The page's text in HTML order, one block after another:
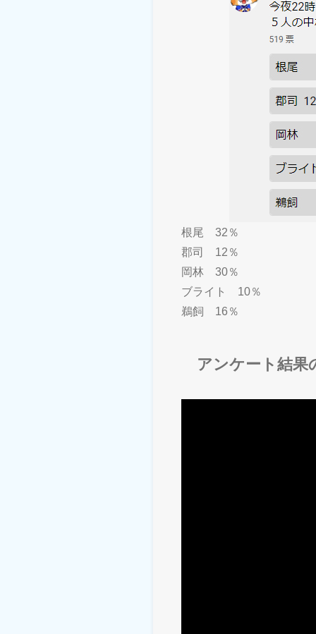
根尾 32％
郡司 12％
岡林 30％
ブライト 10％
鵜飼 16％
アンケート結果